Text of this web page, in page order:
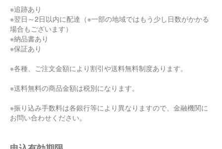
※追跡あり
※翌日～2日以内に配達（※一部の地域ではもう少し日数がかかる
場合もございます）
※納品書あり
※保証あり
※各種、ご注文金額により割引や送料無料制度あります。
※送料無料の商品金額は税別になります。
※振り込み手数料は各銀行等により異なりますので、金融機関に
お問い合わせください。